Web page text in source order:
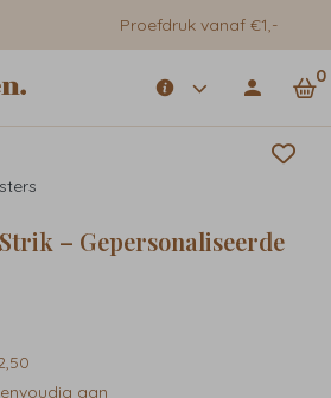
Proefdruk vanaf €1,-
0
– Gepersonaliseerde
aan